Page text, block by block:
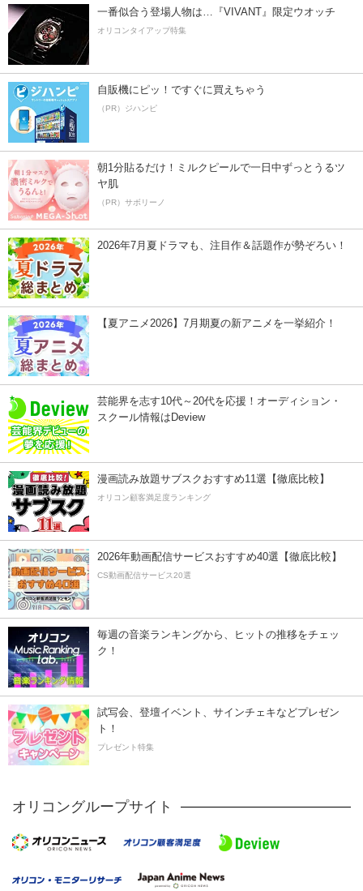
一番似合う登場人物は…『VIVANT』限定ウオッチ
オリコンタイアップ特集
自販機にピッ！ですぐに買えちゃう
（PR）ジハンピ
朝1分貼るだけ！ミルクピールで一日中ずっとうるツ
ヤ肌
（PR）サボリーノ
2026年7月夏ドラマも、注目作＆話題作が勢ぞろい！
【夏アニメ2026】7月期夏の新アニメを一挙紹介！
芸能界を志す10代～20代を応援！オーディション・
スクール情報はDeview
漫画読み放題サブスクおすすめ11選【徹底比較】
オリコン顧客満足度ランキング
2026年動画配信サービスおすすめ40選【徹底比較】
CS動画配信サービス20選
毎週の音楽ランキングから、ヒットの推移をチェッ
ク！
試写会、登壇イベント、サインチェキなどプレゼン
ト！
プレゼント特集
オリコングループサイト